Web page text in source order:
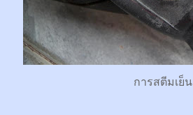
การสตีมเย็น